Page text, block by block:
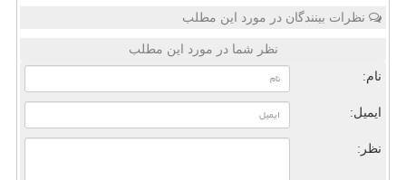
نظرات بینندگان در مورد این مطلب
نظر شما در مورد این مطلب
نام:
ایمیل:
نظر: